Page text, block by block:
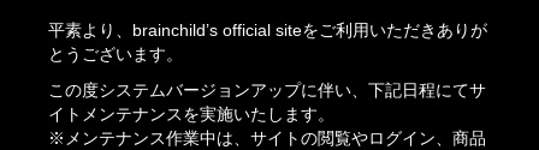
平素より、brainchild’s official siteをご利用いただきありが
とうございます。
この度システムバージョンアップに伴い、下記日程にてサ
イトメンテナンスを実施いたします。
※メンテナンス作業中は、サイトの閲覧やログイン、商品